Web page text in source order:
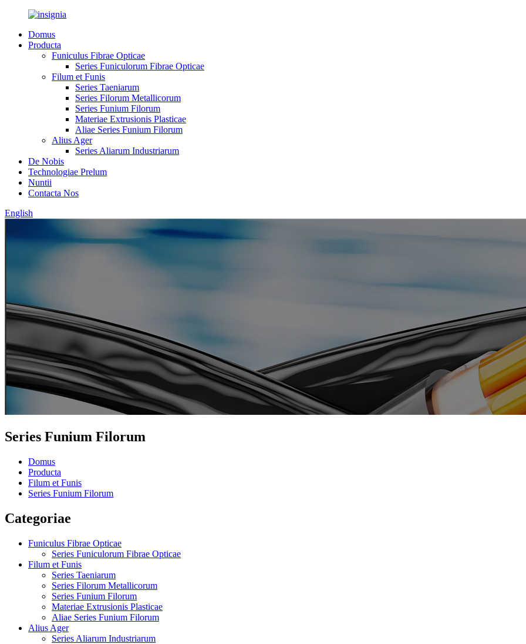
Domus
Producta
Funiculus Fibrae Opticae
Series Funiculorum Fibrae Opticae
Filum et Funis
Series Taeniarum
Series Filorum Metallicorum
Series Funium Filorum
Materiae Extrusionis Plasticae
Aliae Series Funium Filorum
Alius Ager
Series Aliarum Industriarum
De Nobis
Technologiae Prelum
Nuntii
Contacta Nos
English
Series Funium Filorum
Domus
Producta
Filum et Funis
Series Funium Filorum
Categoriae
Funiculus Fibrae Opticae
Series Funiculorum Fibrae Opticae
Filum et Funis
Series Taeniarum
Series Filorum Metallicorum
Series Funium Filorum
Materiae Extrusionis Plasticae
Aliae Series Funium Filorum
Alius Ager
Series Aliarum Industriarum